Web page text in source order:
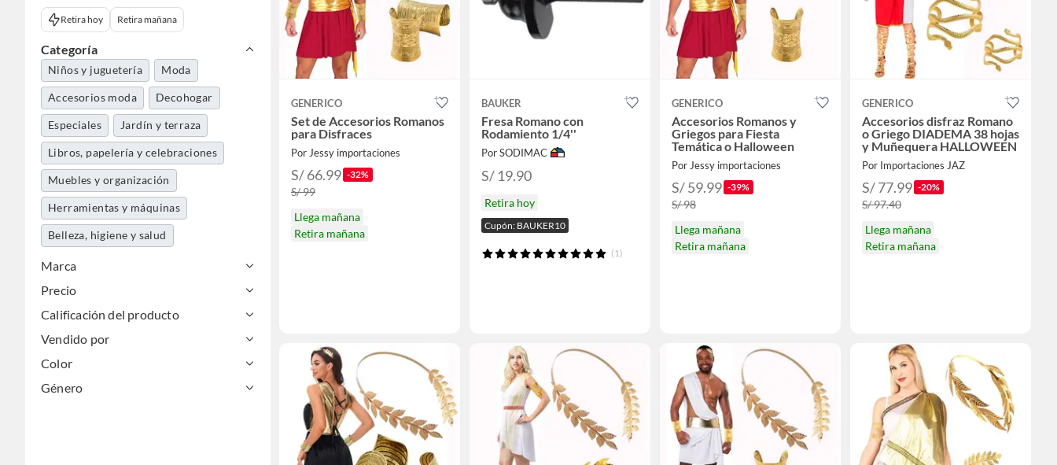
Retira hoy Retira mañana
Categoría
Niños y juguetería Moda
Accesorios moda Decohogar
Especiales Jardín y terraza
Libros, papelería y celebraciones
Muebles y organización
Herramientas y máquinas
Belleza, higiene y salud
Deportes y aire libre
Marca
Precio
Calificación del producto
Vendido por
Color
Género
GENERICO
Set de Accesorios Romanos
para Disfraces
Por Jessy importaciones
S/ 66.99 -32%
S/ 99
Llega mañana
Retira mañana
BAUKER
Fresa Romano con
Rodamiento 1/4''
Por SODIMAC
S/ 19.90
Retira hoy
Cupón: BAUKER10
(1)
GENERICO
Accesorios Romanos y
Griegos para Fiesta
Temática o Halloween
Por Jessy importaciones
S/ 59.99 -39%
S/ 98
Llega mañana
Retira mañana
GENERICO
Accesorios disfraz Romano
o Griego DIADEMA 38 hojas
y Muñequera HALLOWEEN
Por Importaciones JAZ
S/ 77.99 -20%
S/ 97.40
Llega mañana
Retira mañana